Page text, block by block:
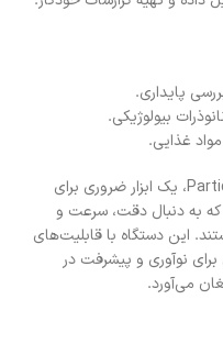
پایداری.
بیولوژیکی.
غذایی.
دستگاه ZetaView از شرکت Particle Metrix، یک ابزار ضروری برای
به دنبال دقت، سرعت و
این دستگاه با قابلیت‌های
نوآوری و پیشرفت در
می‌آورد.